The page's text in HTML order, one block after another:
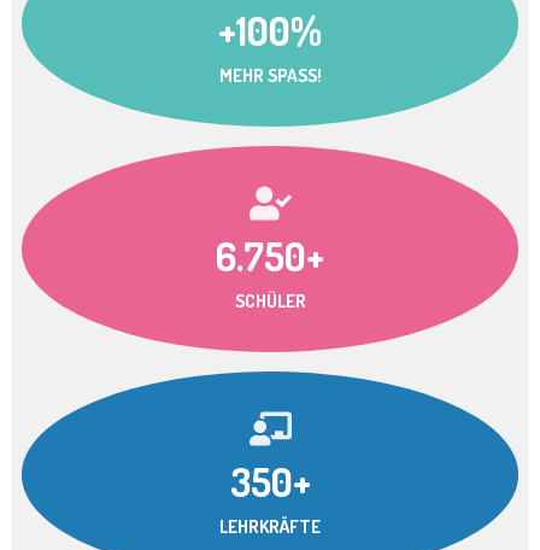
+100%
MEHR SPASS!
6.750+
SCHÜLER
350+
LEHRKRÄFTE